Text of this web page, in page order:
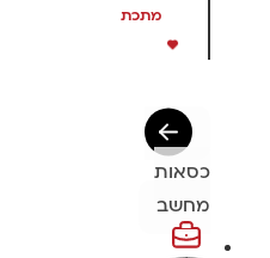
מתכת
כסאות
מחשב